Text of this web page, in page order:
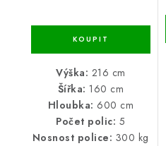
Výška: 216 cm
Šířka: 160 cm
Hloubka: 600 cm
Počet polic: 5
Nosnost police: 300 kg